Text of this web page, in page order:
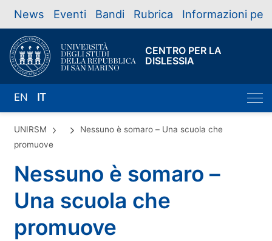
News Eventi Bandi Rubrica Informazioni per
CENTRO PER LA
DISLESSIA
EN IT
UNIRSM
Nessuno è somaro – Una scuola che
promuove
Nessuno è somaro –
Una scuola che
promuove